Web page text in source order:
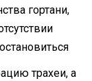
гортани,
трахеи, а